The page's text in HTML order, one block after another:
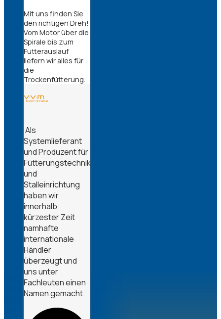
Mit uns finden Sie
den richtigen Dreh!
Vom Motor über die
Spirale bis zum
Futterauslauf
liefern wir alles für
die
Trockenfütterung.
Als
Systemlieferant
und Produzent für
Fütterungstechnik
und
Stalleinrichtung
haben wir
innerhalb
kürzester Zeit
namhafte
internationale
Händler
überzeugt und
uns unter
Fachleuten einen
Namen gemacht.